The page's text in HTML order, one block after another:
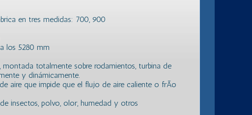
en tres medidas: 700, 900
los 5280 mm
totalmente sobre rodamientos, turbina de
y dinámicamente.
aire que impide que el flujo de aire caliente o frÃ­o
insectos, polvo, olor, humedad y otros